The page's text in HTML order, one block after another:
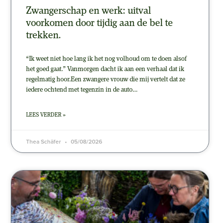
Zwangerschap en werk: uitval
voorkomen door tijdig aan de bel te
trekken.
“Ik weet niet hoe lang ik het nog volhoud om te doen alsof
het goed gaat.” Vanmorgen dacht ik aan een verhaal dat ik
regelmatig hoor.Een zwangere vrouw die mij vertelt dat ze
iedere ochtend met tegenzin in de auto…
LEES VERDER »
Thea Schäfer 05/08/2026